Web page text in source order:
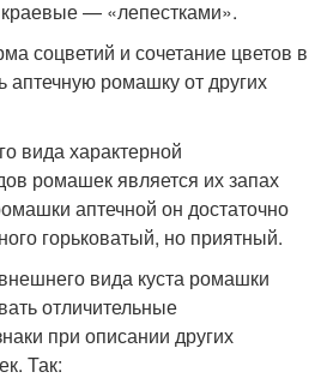
— «лепестками».
соцветий и сочетание цветов в
аптечную ромашку от других
вида характерной
ромашек является их запах
аптечной он достаточно
горьковатый, но приятный.
вида куста ромашки
отличительные
при описании других
Так: